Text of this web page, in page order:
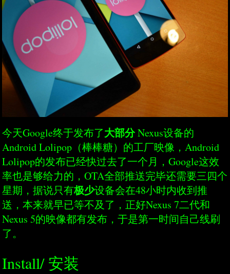
今天Google终于发布了大部分Nexus设备的
Android Lolipop（棒棒糖）的工厂映像，Android
Lolipop的发布已经快过去了一个月，Google这效
率也是够给力的，OTA全部推送完毕还需要三四个
星期，据说只有极少设备会在48小时内收到推
送，本来就早已等不及了，正好Nexus 7二代和
Nexus 5的映像都有发布，于是第一时间自己线刷
了。
Install/ 安装